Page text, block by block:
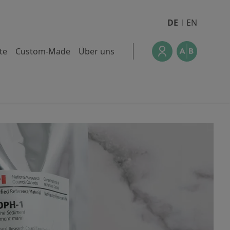
DE EN
Custom-Made Über uns